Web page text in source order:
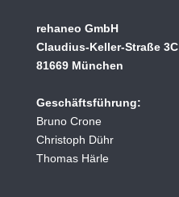
rehaneo GmbH
Claudius-Keller-Straße 3C
81669 München
Geschäftsführung:
Bruno Crone
Christoph Dühr
Thomas Härle